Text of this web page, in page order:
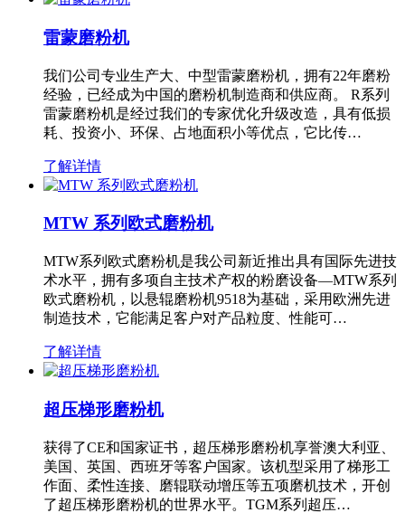
雷蒙磨粉机
我们公司专业生产大、中型雷蒙磨粉机，拥有22年磨粉
经验，已经成为中国的磨粉机制造商和供应商。 R系列
雷蒙磨粉机是经过我们的专家优化升级改造，具有低损
耗、投资小、环保、占地面积小等优点，它比传…
了解详情
MTW 系列欧式磨粉机
MTW系列欧式磨粉机是我公司新近推出具有国际先进技
术水平，拥有多项自主技术产权的粉磨设备—MTW系列
欧式磨粉机，以悬辊磨粉机9518为基础，采用欧洲先进
制造技术，它能满足客户对产品粒度、性能可…
了解详情
超压梯形磨粉机
获得了CE和国家证书，超压梯形磨粉机享誉澳大利亚、
美国、英国、西班牙等客户国家。该机型采用了梯形工
作面、柔性连接、磨辊联动增压等五项磨机技术，开创
了超压梯形磨粉机的世界水平。TGM系列超压…